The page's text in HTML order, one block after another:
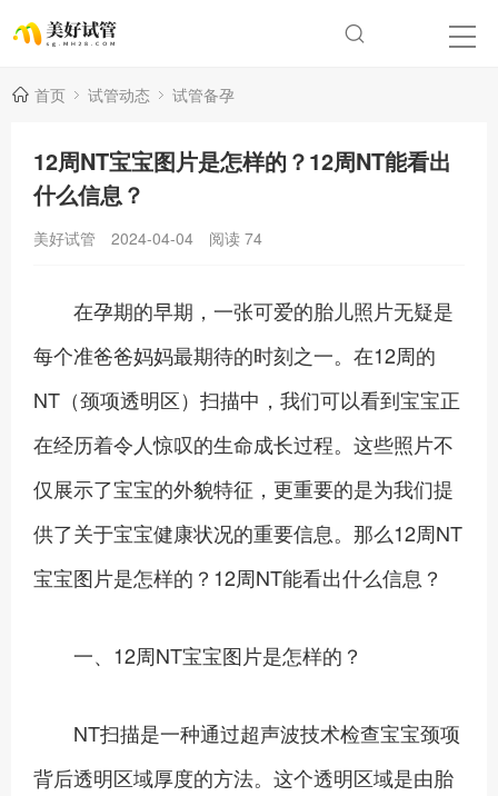
首页 试管动态 试管备孕
12周NT宝宝图片是怎样的？12周NT能看出
什么信息？
美好试管 2024-04-04 阅读 74
在孕期的早期，一张可爱的胎儿照片无疑是
每个准爸爸妈妈最期待的时刻之一。在12周的
NT（颈项透明区）扫描中，我们可以看到宝宝正
在经历着令人惊叹的生命成长过程。这些照片不
仅展示了宝宝的外貌特征，更重要的是为我们提
供了关于宝宝健康状况的重要信息。那么12周NT
宝宝图片是怎样的？12周NT能看出什么信息？
一、12周NT宝宝图片是怎样的？
NT扫描是一种通过超声波技术检查宝宝颈项
背后透明区域厚度的方法。这个透明区域是由胎